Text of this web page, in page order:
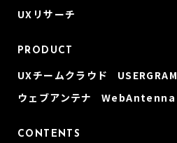
UXリサーチ
PRODUCT
UXチームクラウド USERGRAM
ウェブアンテナ WebAntenna
CONTENTS